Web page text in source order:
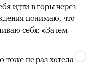
идти в горы через
понимаю, что
себя: «Зачем
тоже не раз хотела